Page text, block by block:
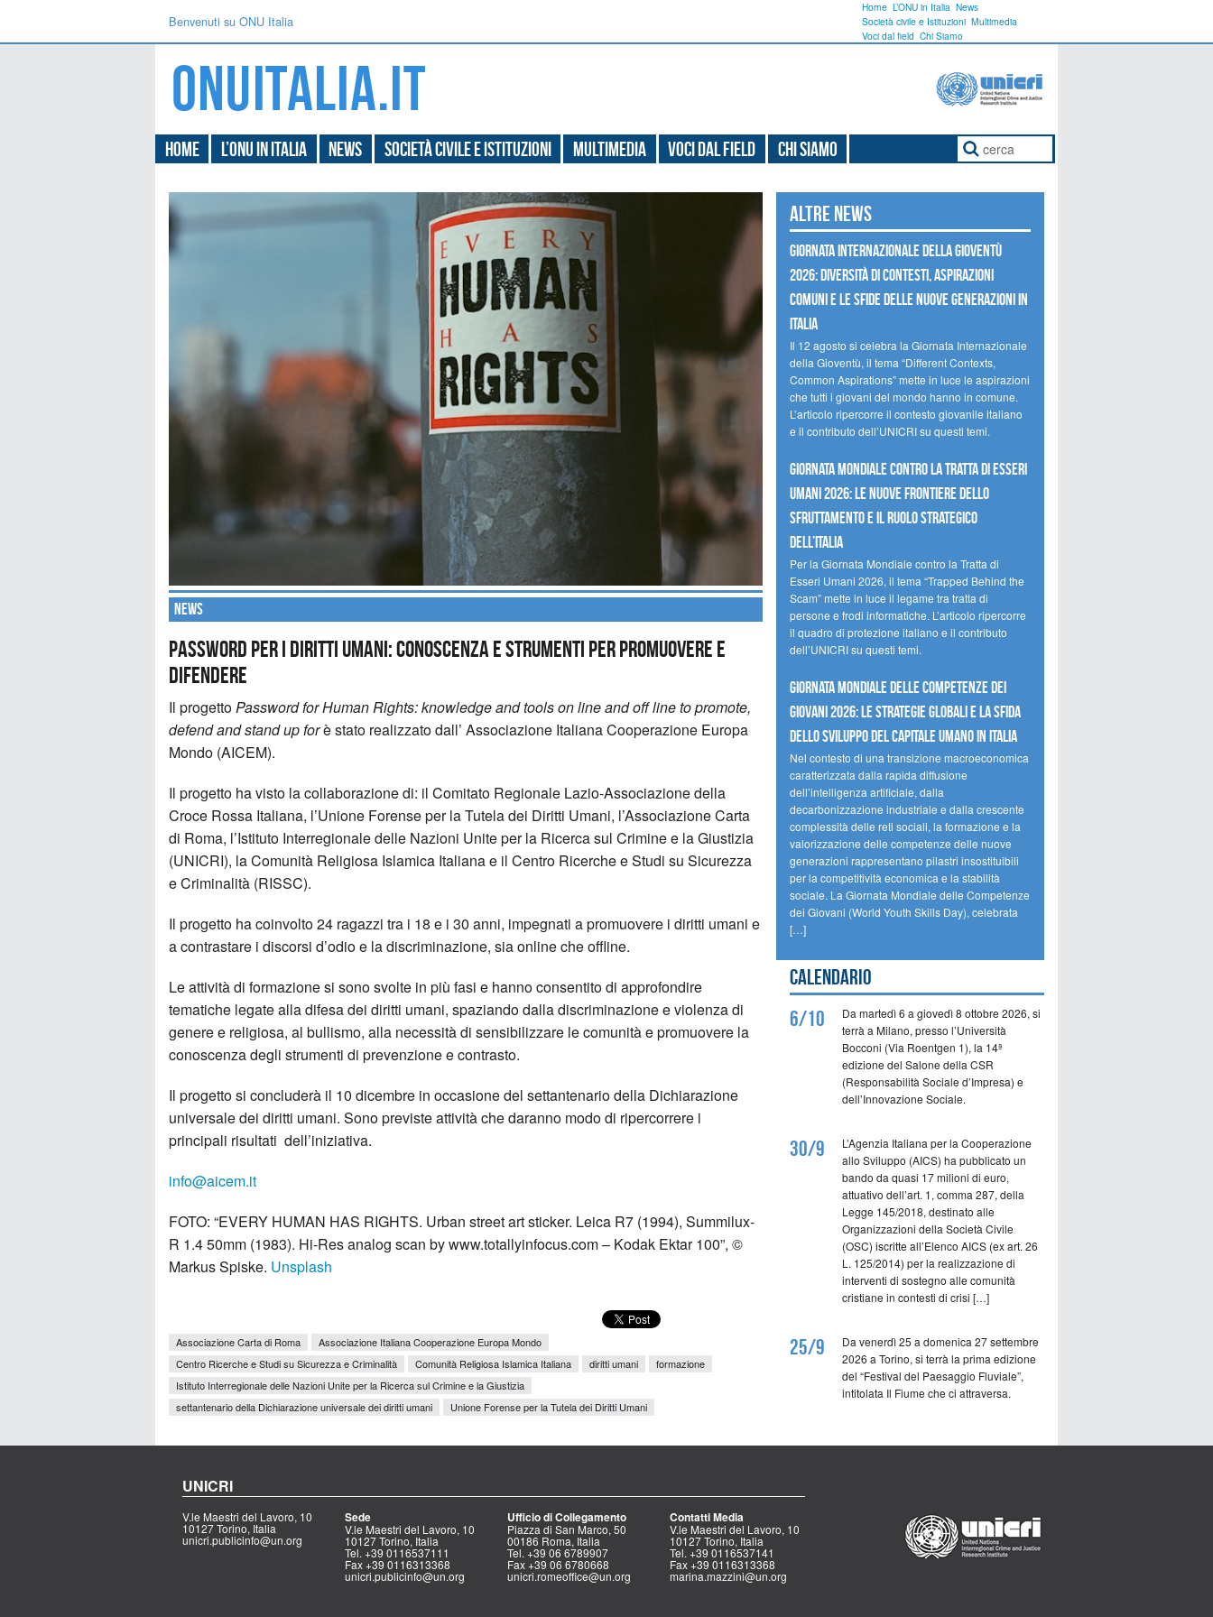
Benvenuti su ONU Italia
Home L’ONU in Italia News
Società civile e Istituzioni Multimedia
Voci dal field Chi Siamo
Home L’ONU in Italia News Società civile e Istituzioni Multimedia Voci dal field Chi Siamo
News
Password per i diritti umani: conoscenza e strumenti per promuovere e
difendere
Il progettoPassword for Human Rights: knowledge and tools on line and off line to promote,
defend and stand up forè stato realizzato dall’ Associazione Italiana Cooperazione Europa
Mondo (AICEM).
Il progetto ha visto la collaborazione di: il Comitato Regionale Lazio-Associazione della
Croce Rossa Italiana, l’Unione Forense per la Tutela dei Diritti Umani, l’Associazione Carta
di Roma, l’Istituto Interregionale delle Nazioni Unite per la Ricerca sul Crimine e la Giustizia
(UNICRI), la Comunità Religiosa Islamica Italiana e il Centro Ricerche e Studi su Sicurezza
e Criminalità (RISSC).
Il progetto ha coinvolto 24 ragazzi tra i 18 e i 30 anni, impegnati a promuovere i diritti umani e
a contrastare i discorsi d’odio e la discriminazione, sia online che offline.
Le attività di formazione si sono svolte in più fasi e hanno consentito di approfondire
tematiche legate alla difesa dei diritti umani, spaziando dalla discriminazione e violenza di
genere e religiosa, al bullismo, alla necessità di sensibilizzare le comunità e promuovere la
conoscenza degli strumenti di prevenzione e contrasto.
Il progetto si concluderà il 10 dicembre in occasione del settantenario della Dichiarazione
universale dei diritti umani. Sono previste attività che daranno modo di ripercorrere i
principali risultati dell’iniziativa.
info@aicem.it
FOTO: “EVERY HUMAN HAS RIGHTS. Urban street art sticker. Leica R7 (1994), Summilux-
R 1.4 50mm (1983). Hi-Res analog scan by www.totallyinfocus.com – Kodak Ektar 100”, ©
Markus Spiske. Unsplash
Associazione Carta di Roma
Associazione Italiana Cooperazione Europa Mondo
Centro Ricerche e Studi su Sicurezza e Criminalità
Comunità Religiosa Islamica Italiana diritti umani
formazione
Istituto Interregionale delle Nazioni Unite per la Ricerca sul Crimine e la Giustizia
settantenario della Dichiarazione universale dei diritti umani
Unione Forense per la Tutela dei Diritti Umani
Altre news
GIORNATA INTERNAZIONALE DELLA GIOVENTÙ
2026: DIVERSITÀ DI CONTESTI, ASPIRAZIONI
COMUNI E LE SFIDE DELLE NUOVE GENERAZIONI IN
ITALIA
Il 12 agosto si celebra la Giornata Internazionale
della Gioventù, il tema “Different Contexts,
Common Aspirations” mette in luce le aspirazioni
che tutti i giovani del mondo hanno in comune.
L’articolo ripercorre il contesto giovanile italiano
e il contributo dell’UNICRI su questi temi.
GIORNATA MONDIALE CONTRO LA TRATTA DI ESSERI
UMANI 2026: LE NUOVE FRONTIERE DELLO
SFRUTTAMENTO E IL RUOLO STRATEGICO
DELL’ITALIA
Per la Giornata Mondiale contro la Tratta di
Esseri Umani 2026, il tema “Trapped Behind the
Scam” mette in luce il legame tra tratta di
persone e frodi informatiche. L’articolo ripercorre
il quadro di protezione italiano e il contributo
dell’UNICRI su questi temi.
GIORNATA MONDIALE DELLE COMPETENZE DEI
GIOVANI 2026: LE STRATEGIE GLOBALI E LA SFIDA
DELLO SVILUPPO DEL CAPITALE UMANO IN ITALIA
Nel contesto di una transizione macroeconomica
caratterizzata dalla rapida diffusione
dell’intelligenza artificiale, dalla
decarbonizzazione industriale e dalla crescente
complessità delle reti sociali, la formazione e la
valorizzazione delle competenze delle nuove
generazioni rappresentano pilastri insostituibili
per la competitività economica e la stabilità
sociale. La Giornata Mondiale delle Competenze
dei Giovani (World Youth Skills Day), celebrata
[…]
Calendario
6/10
Da martedì 6 a giovedì 8 ottobre 2026, si
terrà a Milano, presso l’Università
Bocconi (Via Roentgen 1), la 14ª
edizione del Salone della CSR
(Responsabilità Sociale d’Impresa) e
dell’Innovazione Sociale.
30/9
L’Agenzia Italiana per la Cooperazione
allo Sviluppo (AICS) ha pubblicato un
bando da quasi 17 milioni di euro,
attuativo dell’art. 1, comma 287, della
Legge 145/2018, destinato alle
Organizzazioni della Società Civile
(OSC) iscritte all’Elenco AICS (ex art. 26
L. 125/2014) per la realizzazione di
interventi di sostegno alle comunità
cristiane in contesti di crisi […]
25/9
Da venerdì 25 a domenica 27 settembre
2026 a Torino, si terrà la prima edizione
del “Festival del Paesaggio Fluviale”,
intitolata Il Fiume che ci attraversa.
UNICRI
V.le Maestri del Lavoro, 10
10127 Torino, Italia
unicri.publicinfo@un.org
Sede
V.le Maestri del Lavoro, 10
10127 Torino, Italia
Tel. +39 0116537111
Fax +39 0116313368
unicri.publicinfo@un.org
Ufficio di Collegamento
Piazza di San Marco, 50
00186 Roma, Italia
Tel. +39 06 6789907
Fax +39 06 6780668
unicri.romeoffice@un.org
Contatti Media
V.le Maestri del Lavoro, 10
10127 Torino, Italia
Tel. +39 0116537141
Fax +39 0116313368
marina.mazzini@un.org